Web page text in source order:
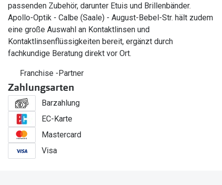
passenden Zubehör, darunter Etuis und Brillenbänder.
Apollo-Optik - Calbe (Saale) - August-Bebel-Str. hält zudem
eine große Auswahl an Kontaktlinsen und
Kontaktlinsenflüssigkeiten bereit, ergänzt durch
fachkundige Beratung direkt vor Ort.
Franchise -Partner
Zahlungsarten
Barzahlung
EC-Karte
Mastercard
Visa